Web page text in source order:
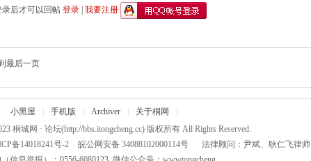
录后才可以回帖 登录| 我要注册
最后一页
小黑屋 手机版 Archiver 关于桐网
桐城网 · 论坛(http://bbs.itongcheng.cc) 版权所有 All Rights Reserved.
备14018241号-2 皖公网安备 34088102000114号 法律顾问： 尹斌、耿仁飞律师